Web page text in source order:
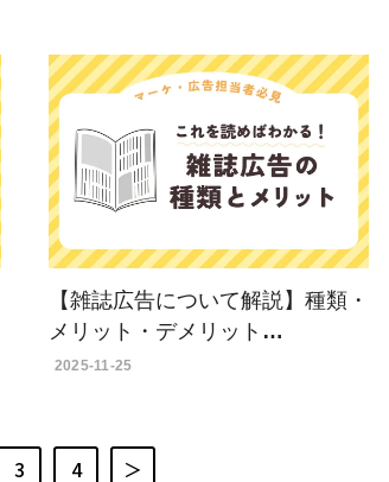
【雑誌広告について解説】種類・
メリット・デメリット…
2025-11-25
3 4 ＞